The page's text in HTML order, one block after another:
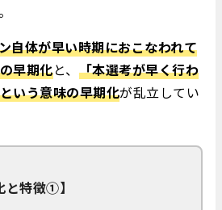
自体が早い時期におこなわれて
早期化と、 「本選考が早く行わ
いう意味の早期化が乱立してい
と特徴①】